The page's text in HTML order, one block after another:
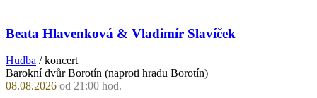
Beata Hlavenková & Vladimír Slavíček
Hudba / koncert
Barokní dvůr Borotín (naproti hradu Borotín)
08.08.2026 od 21:00 hod.